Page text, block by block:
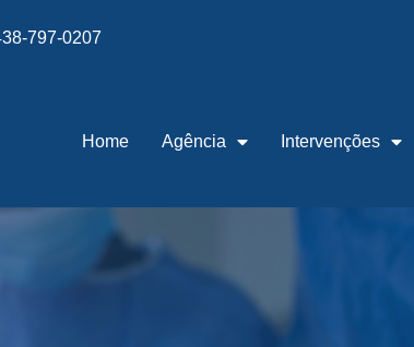
797-0207
Home Agência Intervenções